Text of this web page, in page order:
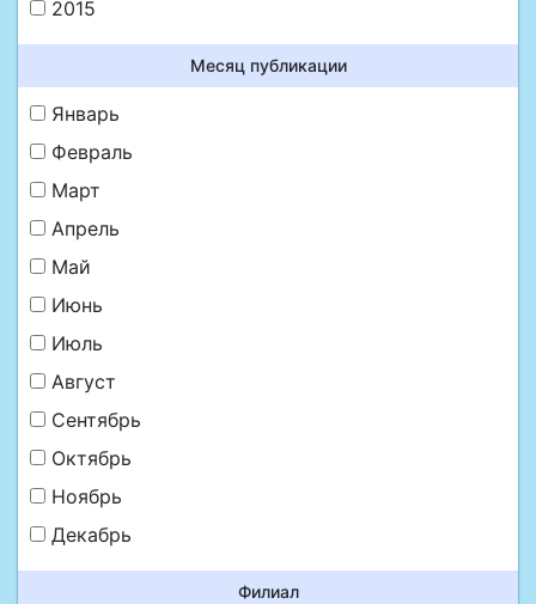
2015
Месяц публикации
Январь
Февраль
Март
Апрель
Май
Июнь
Июль
Август
Сентябрь
Октябрь
Ноябрь
Декабрь
Филиал